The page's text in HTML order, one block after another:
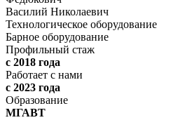
Василий Николаевич
Технологическое оборудование
Барное оборудование
Профильный стаж
с 2018 года
Работает с нами
с 2023 года
Образование
МГАВТ